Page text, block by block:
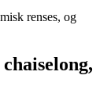
renses, og